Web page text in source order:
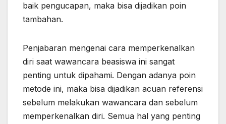
baik pengucapan, maka bisa dijadikan poin
tambahan.
Penjabaran mengenai cara memperkenalkan
diri saat wawancara beasiswa ini sangat
penting untuk dipahami. Dengan adanya poin
metode ini, maka bisa dijadikan acuan referensi
sebelum melakukan wawancara dan sebelum
memperkenalkan diri. Semua hal yang penting